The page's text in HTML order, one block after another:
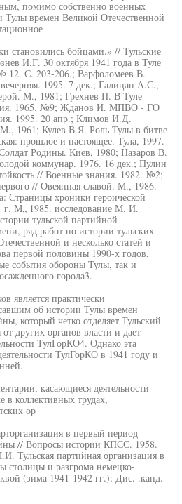
помимо собственно военных
Тулы времен Великой Отечественной
становились бойцами.» // Тульские
И.Г. 30 октября 1941 года в Туле
12. С. 203-206.; Варфоломеев В.
1995. 7 дек.; Галицан А.С.,
М., 1981; Грехнев П. В Туле
1965. №9; Жданов И. МПВО - ГО
1995. 20 апр.; Климов И.Д.
1961; Кулев В.Я. Роль Тулы в битве
прошлое и настоящее. Тула, 1997.
Родины. Киев, 1980; Назаров В.
коммунар. 1976. 16 дек.; Пулин
// Военные знания. 1982. №2;
// Овеянная славой. М., 1986.
Страницы хроники героической
г. М„ 1985. исследование М. И.
тульской партийной
ряд работ по истории тульских
и несколько статей и
первой половины 1990-х годов,
события обороны Тулы, так и
города3.
является практически
об истории Тулы времен
который четко отделяет Тульский
других органов власти и дает
ТулГорКО4. Однако эта
ТулГорКО в 1941 году и
касающиеся деятельности
в коллективных трудах,
ор
в первый период
// Вопросы истории КПСС. 1958.
Тульская партийная организация в
столицы и разгрома немецко-
(зима 1941-1942 гг.): Дис. .канд.